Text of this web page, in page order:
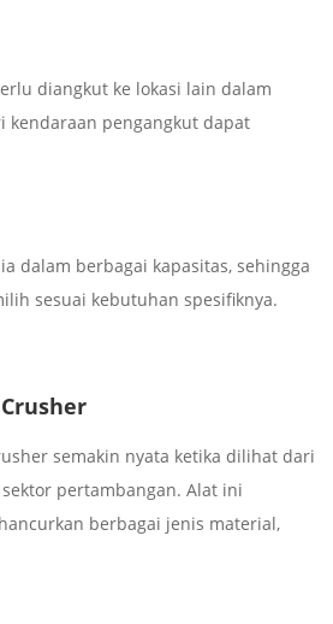
diangkut ke lokasi lain dalam
kendaraan pengangkut dapat
dalam berbagai kapasitas, sehingga
sesuai kebutuhan spesifiknya.
semakin nyata ketika dilihat dari
pertambangan. Alat ini
berbagai jenis material,